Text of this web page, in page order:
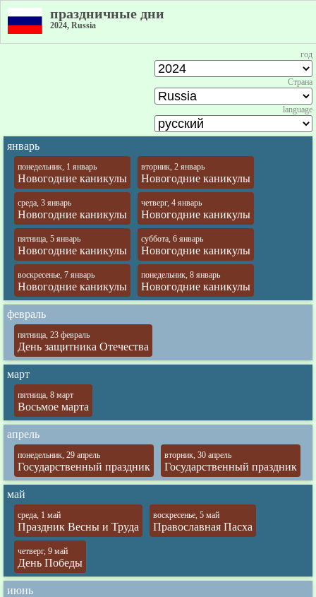
праздничные дни
2024, Russia
год
Страна
language
январь
понедельник, 1 январь
Новогодние каникулы
вторник, 2 январь
Новогодние каникулы
среда, 3 январь
Новогодние каникулы
четверг, 4 январь
Новогодние каникулы
пятница, 5 январь
Новогодние каникулы
суббота, 6 январь
Новогодние каникулы
воскресенье, 7 январь
Новогодние каникулы
понедельник, 8 январь
Новогодние каникулы
февраль
пятница, 23 февраль
День защитника Отечества
март
пятница, 8 март
Восьмое марта
апрель
понедельник, 29 апрель
Государственный праздник
вторник, 30 апрель
Государственный праздник
май
среда, 1 май
Праздник Весны и Труда
воскресенье, 5 май
Православная Пасха
четверг, 9 май
День Победы
июнь